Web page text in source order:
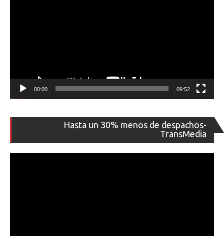
00:00 09:52
Hasta un 30% menos de despachos-
TransMedia
de